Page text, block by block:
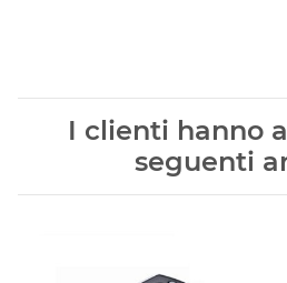
I clienti hanno
seguenti